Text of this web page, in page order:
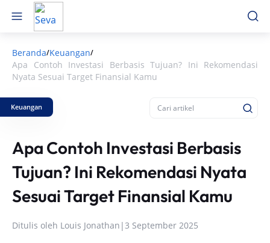
Beranda/Keuangan/
Apa Contoh Investasi Berbasis Tujuan? Ini Rekomendasi
Nyata Sesuai Target Finansial Kamu
Keuangan
Apa Contoh Investasi Berbasis
Tujuan? Ini Rekomendasi Nyata
Sesuai Target Finansial Kamu
Ditulis oleh Louis Jonathan |3 September 2025